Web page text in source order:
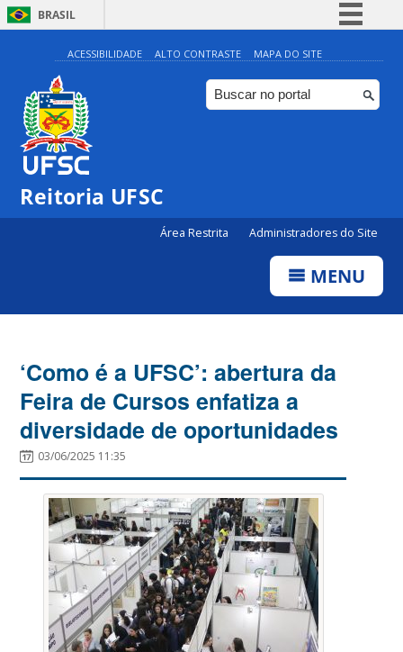
BRASIL
Simplifique!
Comunica BR
Participe
ACESSIBILIDADE ALTO CONTRASTE MAPA DO SITE
Reitoria UFSC
Área Restrita Administradores do Site
MENU
‘Como é a UFSC’: abertura da
Feira de Cursos enfatiza a
diversidade de oportunidades
03/06/2025 11:35